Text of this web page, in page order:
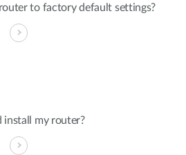
to factory default settings?
install my router?